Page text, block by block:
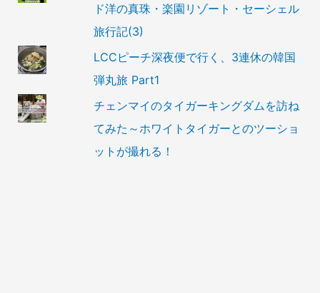
ド洋の真珠・楽園リゾート・セーシェル
旅行記(3)
LCCピーチ深夜便で行く、3連休の韓国
弾丸旅 Part1
チェンマイのタイガーキングダムを訪ね
てみた～ホワイトタイガーとのツーショ
ットが撮れる！